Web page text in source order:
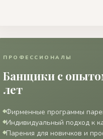
ПРОФЕССИОНАЛЫ
Банщики с
лет
Фирменные программы
Индивидуальный подход к
Парения для новичков и